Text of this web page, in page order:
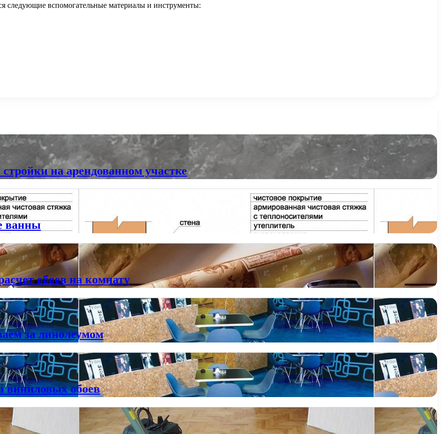
следующие вспомогательные материалы и инструменты:
на арендованном участке
ванны
обоев на комнату
за линолеумом
виниловых обоев